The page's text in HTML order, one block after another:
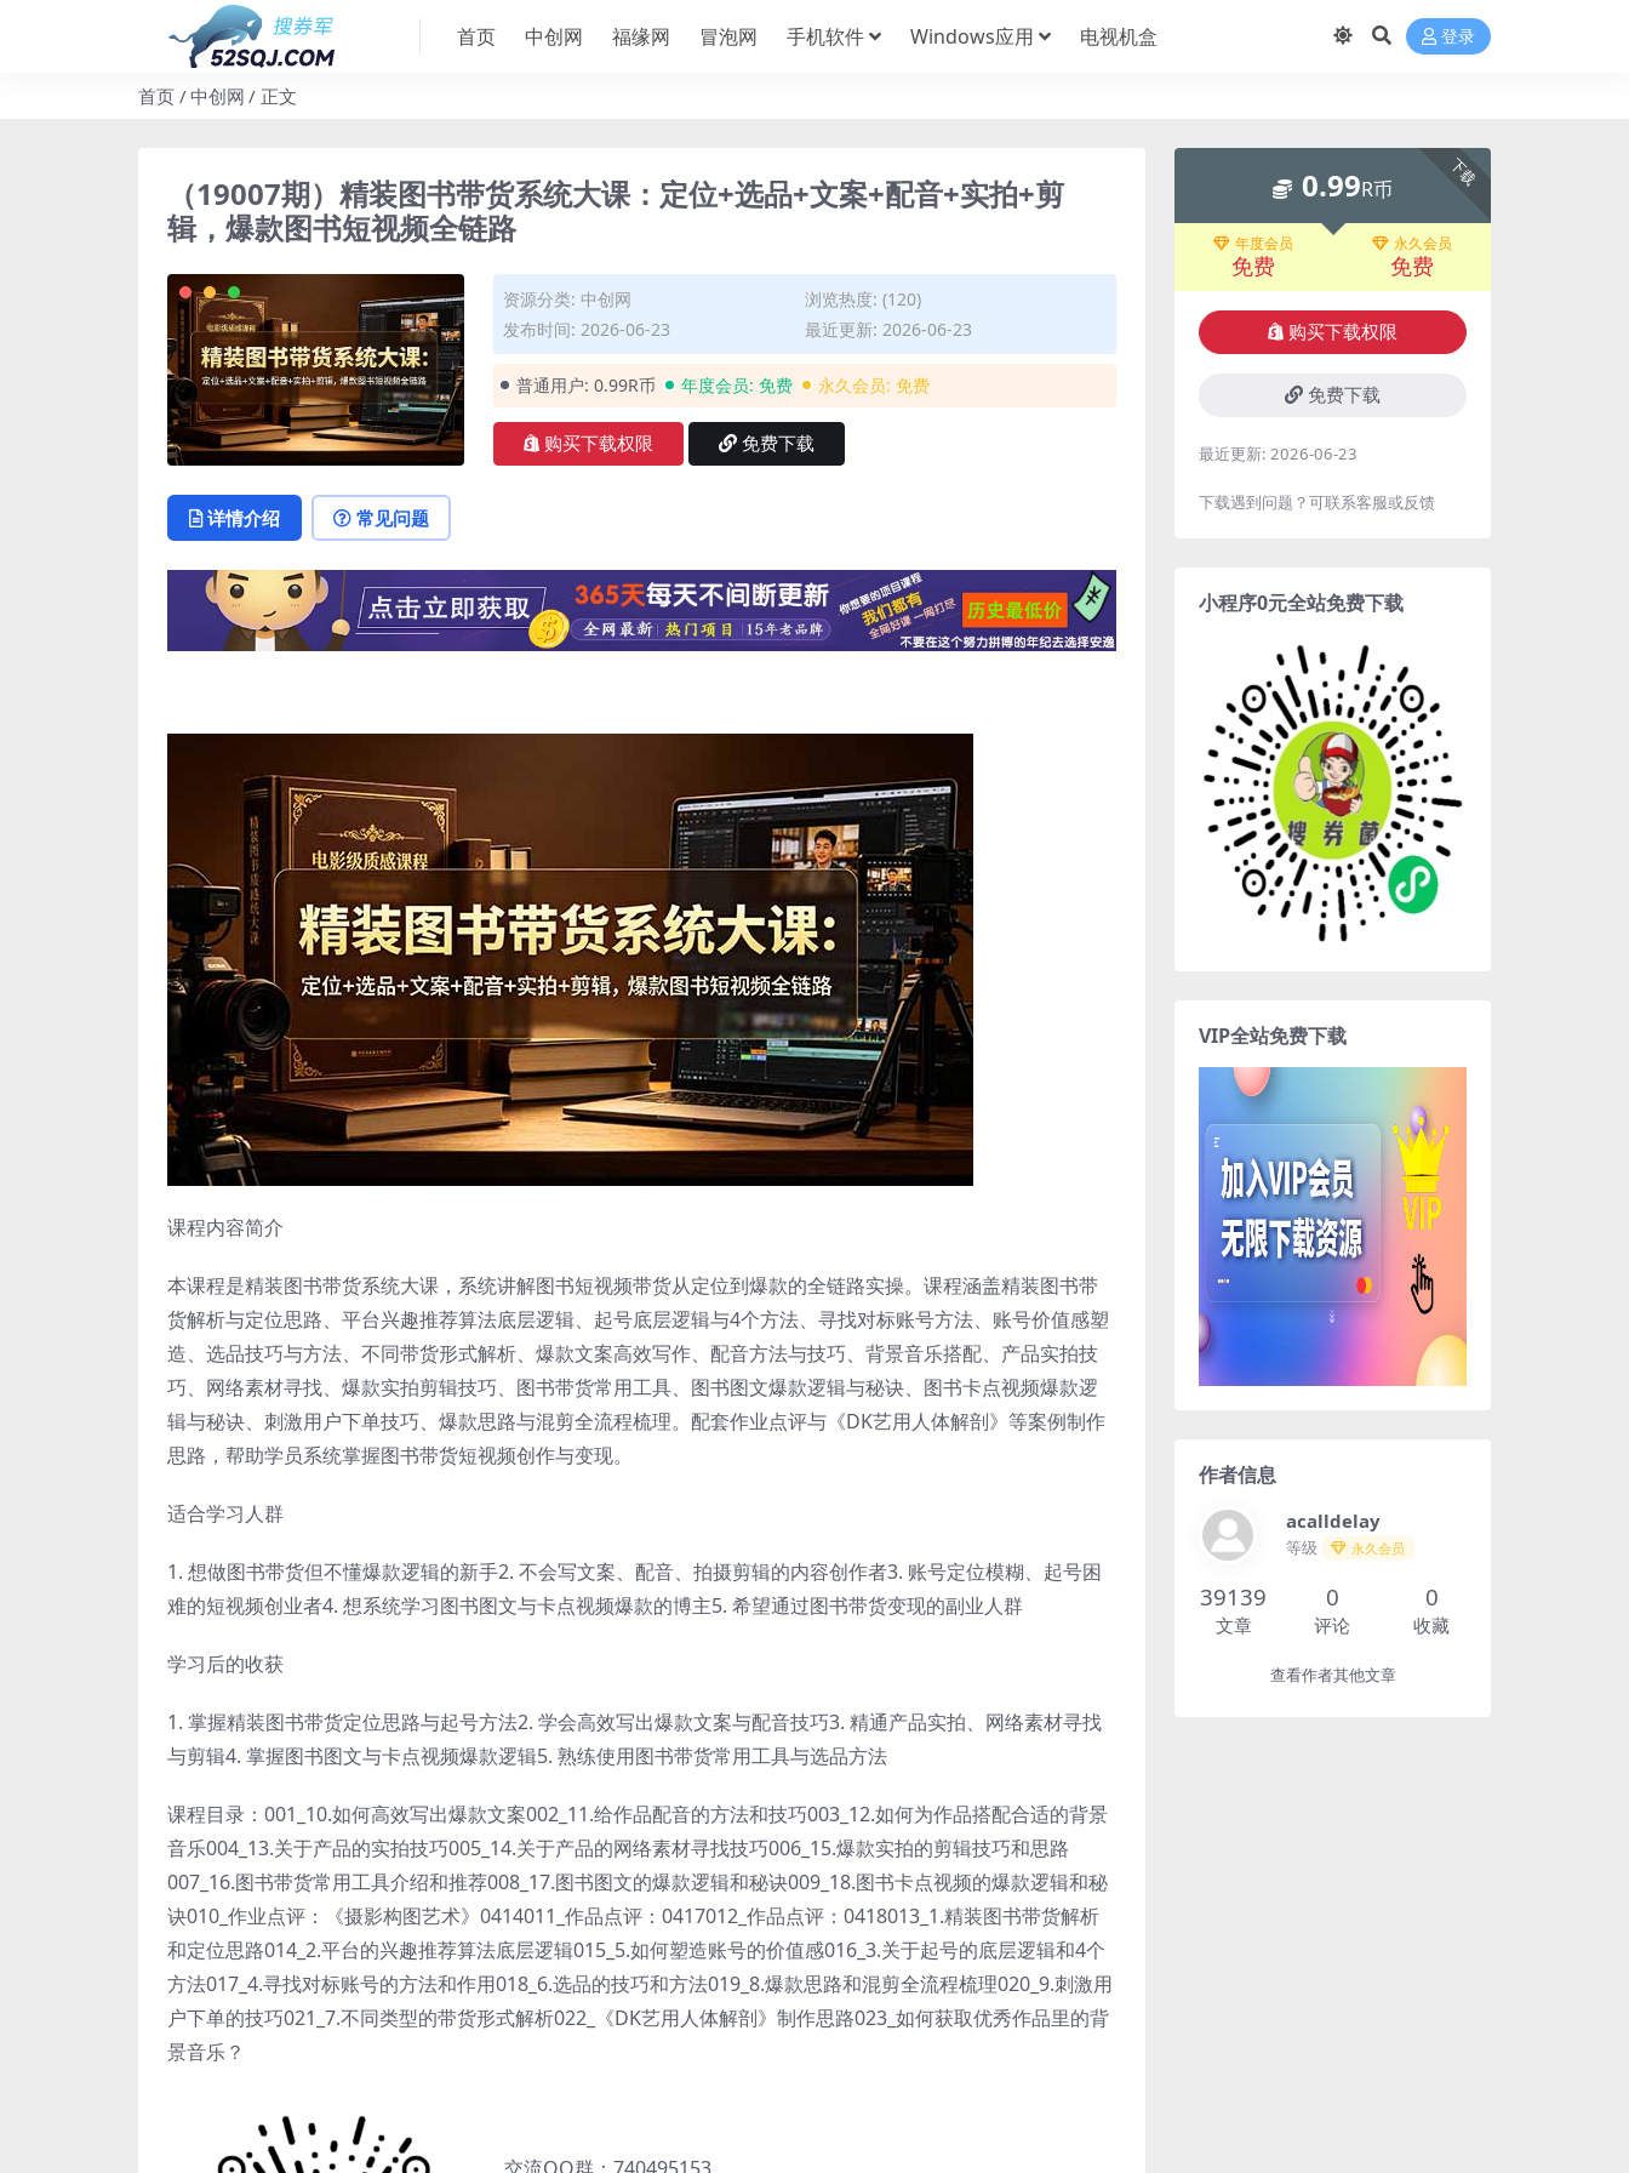
首页 中创网 福缘网 冒泡网 手机软件 Windows应用 电视机盒 登录
首页 中创网 正文
（19007期）精装图书带货系统大课：定位+选品+文案+配音+实拍+剪
辑，爆款图书短视频全链路
资源分类: 中创网
浏览热度: (120)
发布时间: 2026-06-23
最近更新: 2026-06-23
普通用户: 0.99R币 年度会员: 免费 永久会员: 免费
购买下载权限 免费下载
详情介绍 常见问题
课程内容简介
本课程是精装图书带货系统大课，系统讲解图书短视频带货从定位到爆款的全链路实操。课程涵盖精装图书带
货解析与定位思路、平台兴趣推荐算法底层逻辑、起号底层逻辑与4个方法、寻找对标账号方法、账号价值感塑
造、选品技巧与方法、不同带货形式解析、爆款文案高效写作、配音方法与技巧、背景音乐搭配、产品实拍技
巧、网络素材寻找、爆款实拍剪辑技巧、图书带货常用工具、图书图文爆款逻辑与秘诀、图书卡点视频爆款逻
辑与秘诀、刺激用户下单技巧、爆款思路与混剪全流程梳理。配套作业点评与《DK艺用人体解剖》等案例制作
思路，帮助学员系统掌握图书带货短视频创作与变现。
适合学习人群
1. 想做图书带货但不懂爆款逻辑的新手2. 不会写文案、配音、拍摄剪辑的内容创作者3. 账号定位模糊、起号困
难的短视频创业者4. 想系统学习图书图文与卡点视频爆款的博主5. 希望通过图书带货变现的副业人群
学习后的收获
1. 掌握精装图书带货定位思路与起号方法2. 学会高效写出爆款文案与配音技巧3. 精通产品实拍、网络素材寻找
与剪辑4. 掌握图书图文与卡点视频爆款逻辑5. 熟练使用图书带货常用工具与选品方法
课程目录：001_10.如何高效写出爆款文案002_11.给作品配音的方法和技巧003_12.如何为作品搭配合适的背景
音乐004_13.关于产品的实拍技巧005_14.关于产品的网络素材寻找技巧006_15.爆款实拍的剪辑技巧和思路
007_16.图书带货常用工具介绍和推荐008_17.图书图文的爆款逻辑和秘诀009_18.图书卡点视频的爆款逻辑和秘
诀010_作业点评：《摄影构图艺术》0414011_作品点评：0417012_作品点评：0418013_1.精装图书带货解析
和定位思路014_2.平台的兴趣推荐算法底层逻辑015_5.如何塑造账号的价值感016_3.关于起号的底层逻辑和4个
方法017_4.寻找对标账号的方法和作用018_6.选品的技巧和方法019_8.爆款思路和混剪全流程梳理020_9.刺激用
户下单的技巧021_7.不同类型的带货形式解析022_《DK艺用人体解剖》制作思路023_如何获取优秀作品里的背
景音乐？
下载
0.99R币
年度会员
免费
永久会员
免费
购买下载权限
免费下载
最近更新: 2026-06-23
下载遇到问题？可联系客服或反馈
小程序0元全站免费下载
VIP全站免费下载
作者信息
acalldelay
等级 永久会员
39139
文章
0
评论
0
收藏
查看作者其他文章